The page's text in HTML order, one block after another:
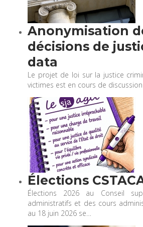
Anonymisation
décisions de
data
Le projet de loi sur la justice
victimes est en cours de
Élections
Élections 2026 au Conseil
administratifs et des cours
au 18 juin 2026 se…